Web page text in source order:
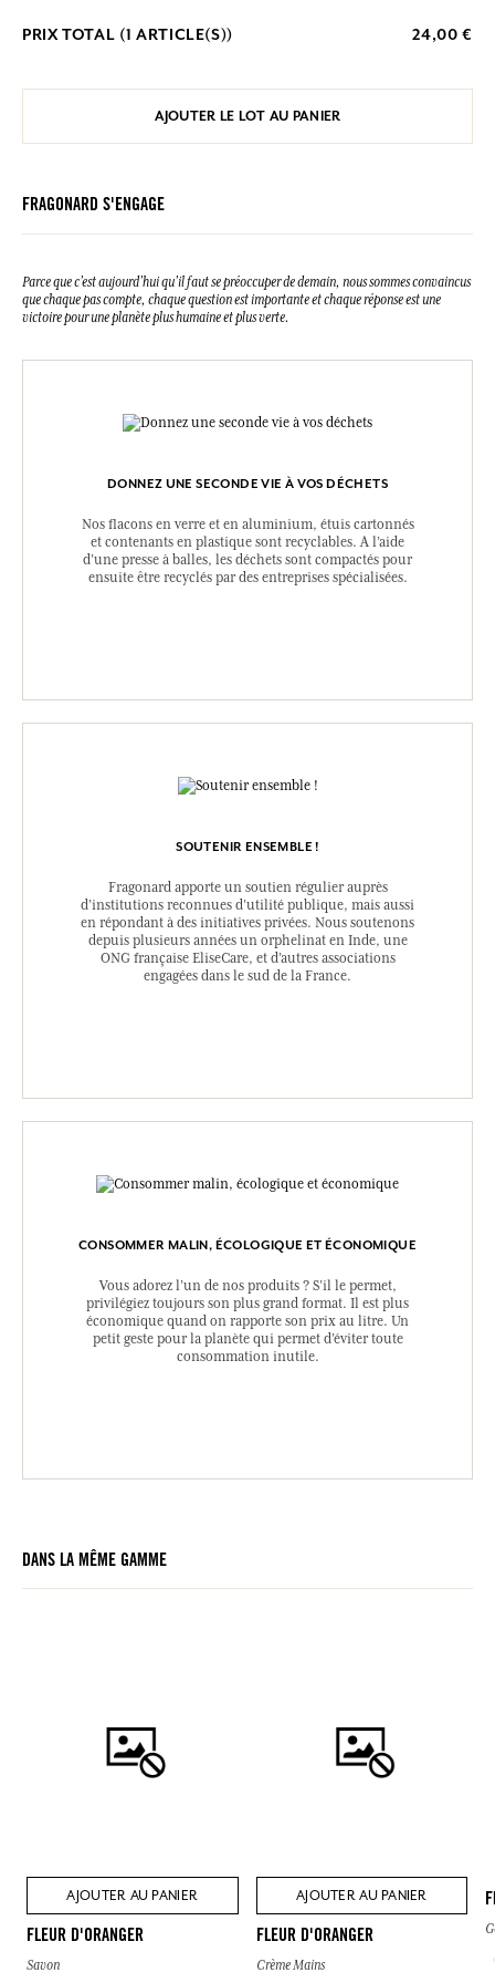
PRIX TOTAL (1 ARTICLE(S)) 24,00 €
AJOUTER LE LOT AU PANIER
FRAGONARD S'ENGAGE
Parce que c’est aujourd’hui qu’il faut se préoccuper de demain, nous sommes convaincus
que chaque pas compte, chaque question est importante et chaque réponse est une
victoire pour une planète plus humaine et plus verte.
DONNEZ UNE SECONDE VIE À VOS DÉCHETS
Nos flacons en verre et en aluminium, étuis cartonnés
et contenants en plastique sont recyclables. A l’aide
d’une presse à balles, les déchets sont compactés pour
ensuite être recyclés par des entreprises spécialisées.
SOUTENIR ENSEMBLE !
Fragonard apporte un soutien régulier auprès
d’institutions reconnues d’utilité publique, mais aussi
en répondant à des initiatives privées. Nous soutenons
depuis plusieurs années un orphelinat en Inde, une
ONG française EliseCare, et d’autres associations
engagées dans le sud de la France.
CONSOMMER MALIN, ÉCOLOGIQUE ET ÉCONOMIQUE
Vous adorez l’un de nos produits ? S’il le permet,
privilégiez toujours son plus grand format. Il est plus
économique quand on rapporte son prix au litre. Un
petit geste pour la planète qui permet d’éviter toute
consommation inutile.
DANS LA MÊME GAMME
AJOUTER AU PANIER
FLEUR D'ORANGER
Savon
AJOUTER AU PANIER
FLEUR D'ORANGER
Crème Mains